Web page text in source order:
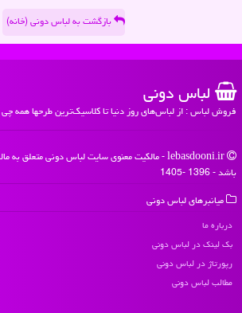
بازگشت به لباس دونی (خانه)
لباس دونی
فروش لباس : از لباس‌های روز دنیا تا کلاسیک‌ترین طرحها همه
باشد - 1396 -1405
میانبرهای لباس دونی
درباره ما
بک لینک در لباس دونی
رپورتاژ در لباس دونی
مطالب لباس دونی